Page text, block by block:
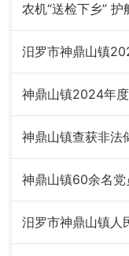
农机“送检下乡”
神鼎山镇2024年